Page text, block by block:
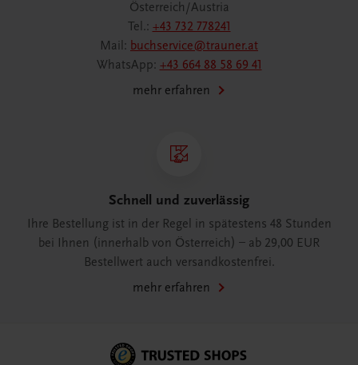
Österreich/Austria
Tel.: +43 732 778241
Mail: buchservice@trauner.at
WhatsApp: +43 664 88 58 69 41
mehr erfahren
Schnell und zuverlässig
Ihre Bestellung ist in der Regel in spätestens 48 Stunden
bei Ihnen (innerhalb von Österreich) – ab 29,00 EUR
Bestellwert auch versandkostenfrei.
mehr erfahren